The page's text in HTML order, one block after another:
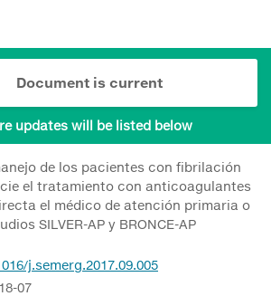
Document is current
updates will be listed below
de los pacientes con fibrilación
el tratamiento con anticoagulantes
el médico de atención primaria o
SILVER-AP y BRONCE-AP
j.semerg.2017.09.005
07